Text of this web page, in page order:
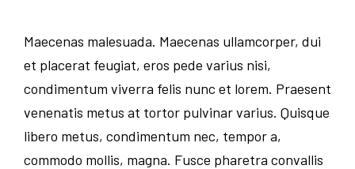
Maecenas malesuada. Maecenas ullamcorper, dui
et placerat feugiat, eros pede varius nisi,
condimentum viverra felis nunc et lorem. Praesent
venenatis metus at tortor pulvinar varius. Quisque
libero metus, condimentum nec, tempor a,
commodo mollis, magna. Fusce pharetra convallis